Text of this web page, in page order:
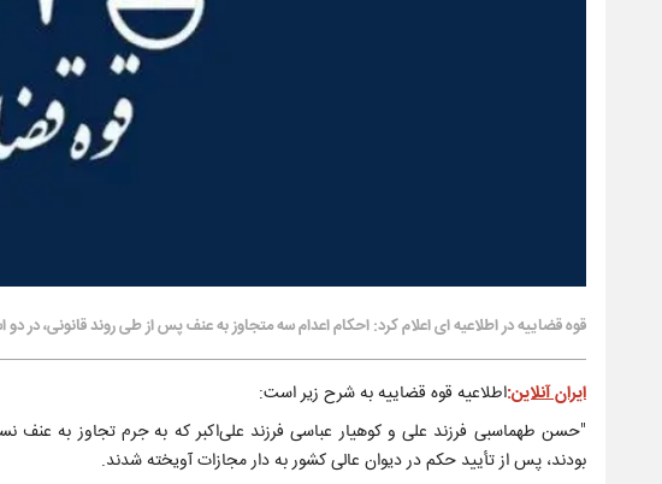
قوه قضاییه در اطلاعیه ای اعلام کرد: احکام اعدام سه متجاوز به عنف پس از طی روند قانونی، در
ایران آنلاین:اطلاعیه قوه قضاییه به شرح زیر است:
بودند، پس از تأیید حکم در دیوان عالی کشور به دار مجازات آویخته شدند.